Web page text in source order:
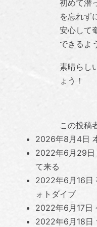
初めて潜
を忘れず
安心して
できるよ
素晴らし
ょう！
この投稿
2026年8月4日
2022年6月29日
て来る
2022年6月16日
ォトダイブ
2022年6月17日
2022年6月18日